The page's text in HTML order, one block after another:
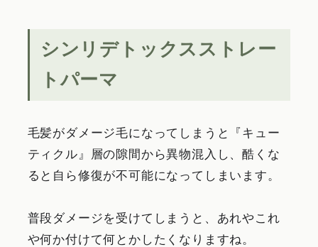
シンリデトックスストレー
トパーマ
毛髪がダメージ毛になってしまうと『キュー
ティクル』層の隙間から異物混入し、酷くな
ると自ら修復が不可能になってしまいます。
普段ダメージを受けてしまうと、あれやこれ
や何か付けて何とかしたくなりますね。